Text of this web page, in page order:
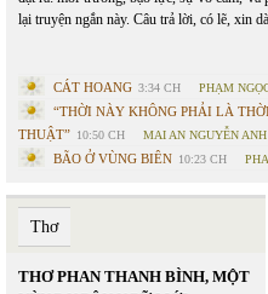
lại truyện ngắn này. Câu trả lời, có lẽ, xin
CÁT HOANG 3:34 CH PHẠM
“THỜI NÀY KHÔNG PHẢI LÀ
THUẬT” 10:50 CH MAI AN NGUYỄN
BÃO Ở VÙNG BIÊN 10:23 CH
Thơ
THƠ PHAN THANH BÌNH, MỘT